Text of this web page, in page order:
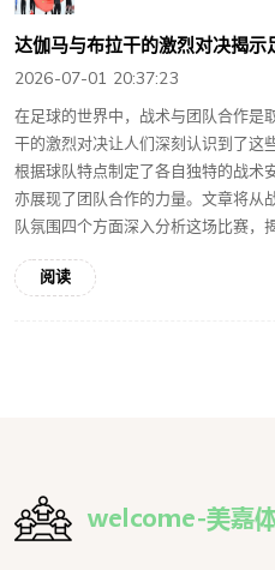
达伽马与布拉干的激烈对决揭
2026-07-01 20:37:23
在足球的世界中，战术与团队合作是
干的激烈对决让人们深刻认识到了这
根据球队特点制定了各自独特的战术
亦展现了团队合作的力量。文章将从
队氛围四个方面深入分析这场比赛，
阅读